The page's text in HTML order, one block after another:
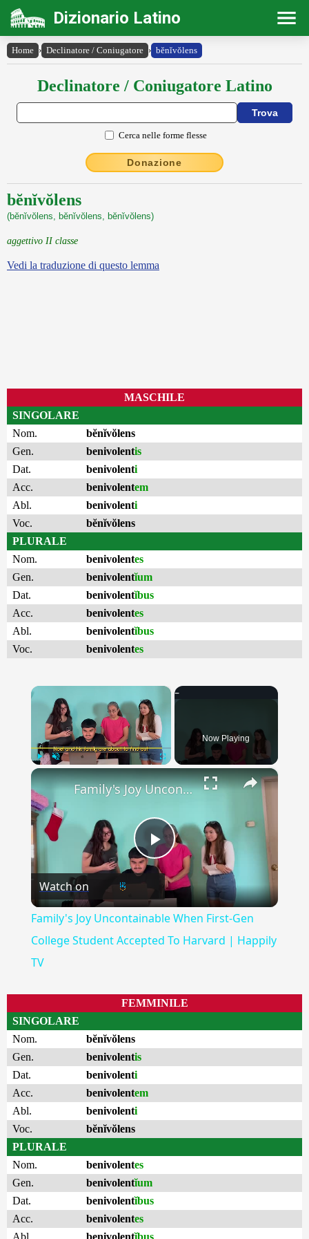
Dizionario Latino
Home › Declinatore / Coniugatore › bĕnĭvŏlens
Declinatore / Coniugatore Latino
Cerca nelle forme flesse
Donazione
bĕnĭvŏlens
(bĕnĭvŏlens, bĕnĭvŏlens, bĕnĭvŏlens)
aggettivo II classe
Vedi la traduzione di questo lemma
MASCHILE
SINGOLARE
Nom.
bĕnĭvŏlens
Gen.
benivolentis
Dat.
benivolenti
Acc.
benivolentem
Abl.
benivolenti
Voc.
bĕnĭvŏlens
PLURALE
Nom.
benivolentes
Gen.
benivolentĭum
Dat.
benivolentĭbus
Acc.
benivolentes
Abl.
benivolentĭbus
Voc.
benivolentes
×
Now Playing
×
Play
Video
Family's Joy Uncontainable When First-Gen College Student Accepted To Harvard | Happily TV
Watch on
Family's Joy Uncontainable When First-Gen
College Student Accepted To Harvard | Happily
TV
FEMMINILE
SINGOLARE
Nom.
bĕnĭvŏlens
Gen.
benivolentis
Dat.
benivolenti
Acc.
benivolentem
Abl.
benivolenti
Voc.
bĕnĭvŏlens
PLURALE
Nom.
benivolentes
Gen.
benivolentĭum
Dat.
benivolentĭbus
Acc.
benivolentes